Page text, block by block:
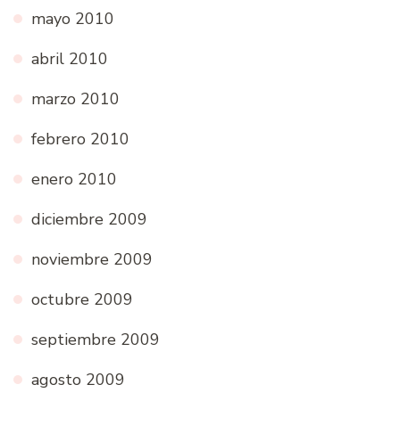
mayo 2010
abril 2010
marzo 2010
febrero 2010
enero 2010
diciembre 2009
noviembre 2009
octubre 2009
septiembre 2009
agosto 2009